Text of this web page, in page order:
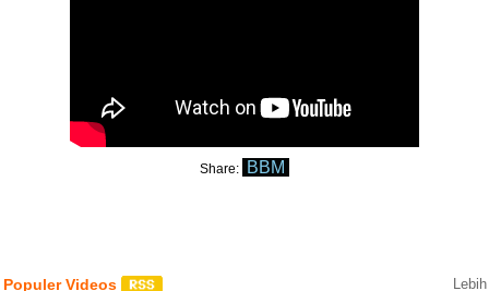
Share: BBM
Populer Videos Lebih